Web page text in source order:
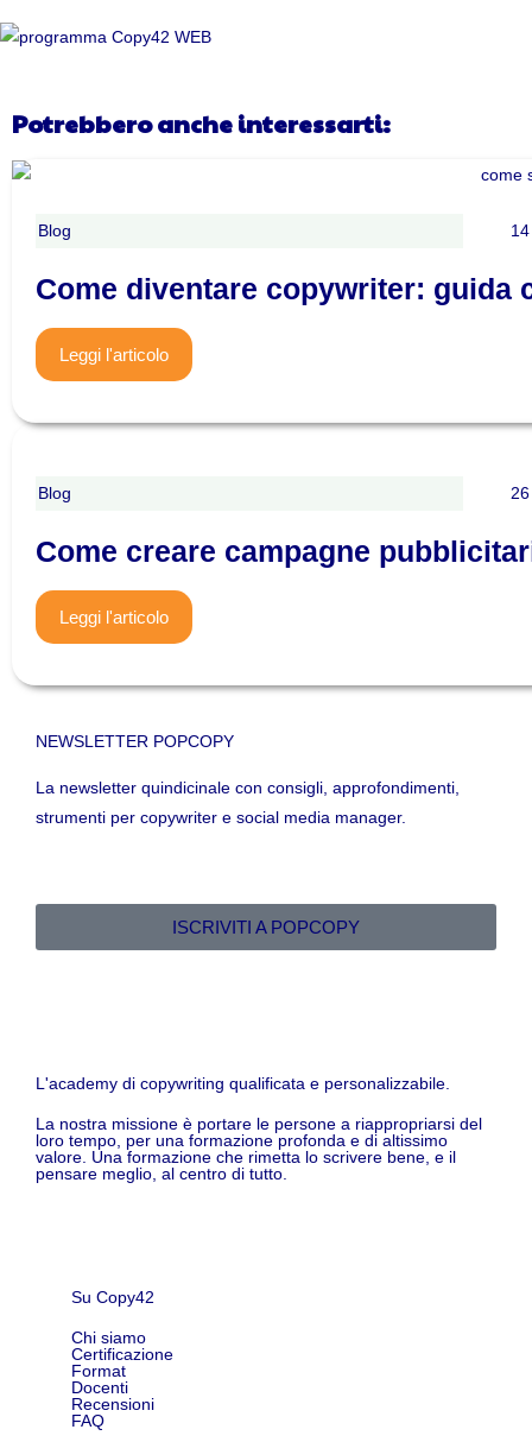
Potrebbero anche interessarti:
Blog
Come diventare copywriter: guida
Leggi l'articolo
Blog
Come creare campagne
Leggi l'articolo
NEWSLETTER POPCOPY
La newsletter quindicinale con consigli, approfondimenti,
strumenti per copywriter e social media manager.
ISCRIVITI A POPCOPY
L'academy di copywriting qualificata e personalizzabile.
La nostra missione è portare le persone a riappropriarsi del
loro tempo, per una formazione profonda e di altissimo
valore. Una formazione che rimetta lo scrivere bene, e il
pensare meglio, al centro di tutto.
Su Copy42
Chi siamo
Certificazione
Format
Docenti
Recensioni
FAQ